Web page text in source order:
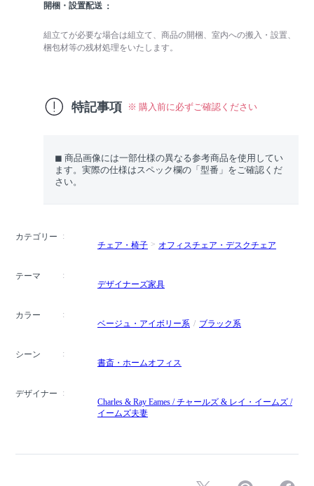
開梱・設置配送
組立てが必要な場合は組立て、商品の開梱、室内への搬入・設置、
梱包材等の残材処理をいたします。
特記事項 ※ 購入前に必ずご確認ください
◼︎ 商品画像には一部仕様の異なる参考商品を使用してい
ます。実際の仕様はスペック欄の「型番」をご確認くだ
さい。
カテゴリー
チェア・椅子
オフィスチェア・デスクチェア
テーマ
デザイナーズ家具
カラー
ベージュ・アイボリー系
ブラック系
シーン
書斎・ホームオフィス
デザイナー
Charles & Ray Eames / チャールズ & レイ・イームズ /
イームズ夫妻